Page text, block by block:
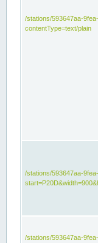
/stations/593647aa-
contentType=text/plain
/stations/593647aa-
/stations/593647aa-